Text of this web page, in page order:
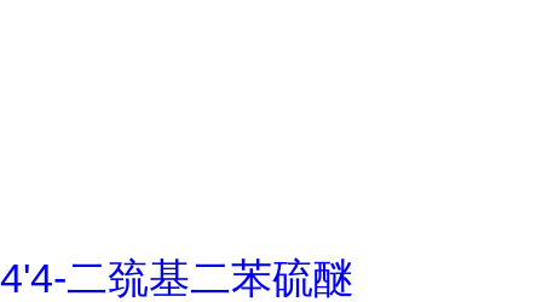
4'4-二巯基二苯硫醚